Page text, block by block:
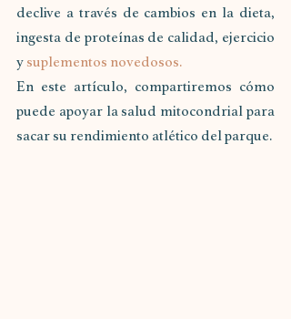
declive a través de cambios en la dieta,
ingesta de proteínas de calidad, ejercicio
y suplementos novedosos.
En este artículo, compartiremos cómo
puede apoyar la salud mitocondrial para
sacar su rendimiento atlético del parque.